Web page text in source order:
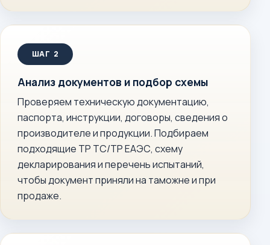
Анализ документов и подбор схемы
Проверяем техническую документацию,
паспорта, инструкции, договоры, сведения о
производителе и продукции. Подбираем
подходящие ТР ТС/ТР ЕАЭС, схему
декларирования и перечень испытаний,
чтобы документ приняли на таможне и при
продаже.